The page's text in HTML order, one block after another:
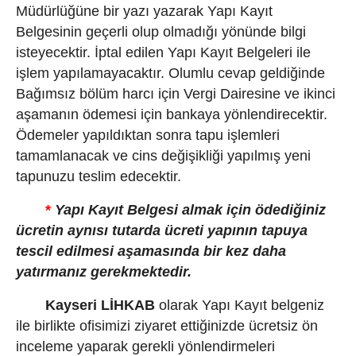
Müdürlüğüne bir yazı yazarak Yapı Kayıt
Belgesinin geçerli olup olmadığı yönünde bilgi
isteyecektir. İptal edilen Yapı Kayıt Belgeleri ile
işlem yapılamayacaktır. Olumlu cevap geldiğinde
Bağımsız bölüm harcı için Vergi Dairesine ve ikinci
aşamanın ödemesi için bankaya yönlendirecektir.
Ödemeler yapıldıktan sonra tapu işlemleri
tamamlanacak ve cins değişikliği yapılmış yeni
tapunuzu teslim edecektir.
* Yapı Kayıt Belgesi almak için ödediğiniz
ücretin aynısı tutarda ücreti yapının tapuya
tescil edilmesi aşamasında bir kez daha
yatırmanız gerekmektedir.
Kayseri LİHKAB olarak Yapı Kayıt belgeniz
ile birlikte ofisimizi ziyaret ettiğinizde ücretsiz ön
inceleme yaparak gerekli yönlendirmeleri